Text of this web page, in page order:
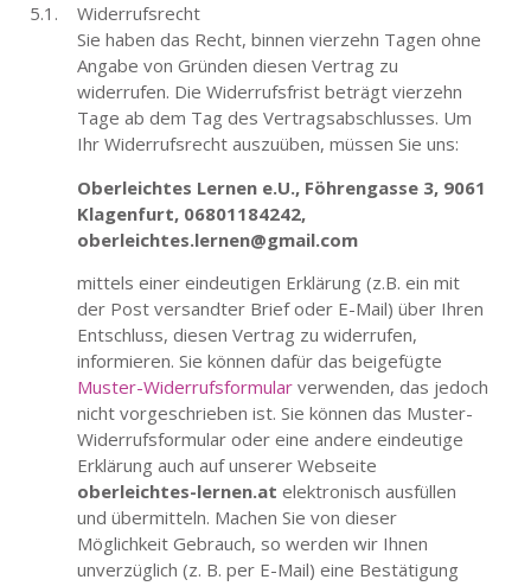
Widerrufsrecht
Sie haben das Recht, binnen vierzehn Tagen ohne
Angabe von Gründen diesen Vertrag zu
widerrufen. Die Widerrufsfrist beträgt vierzehn
Tage ab dem Tag des Vertragsabschlusses. Um
Ihr Widerrufsrecht auszuüben, müssen Sie uns:
Oberleichtes Lernen e.U., Föhrengasse 3, 9061
Klagenfurt, 06801184242,
oberleichtes.lernen@gmail.com
mittels einer eindeutigen Erklärung (z.B. ein mit
der Post versandter Brief oder E-Mail) über Ihren
Entschluss, diesen Vertrag zu widerrufen,
informieren. Sie können dafür das beigefügte
Muster-Widerrufsformular verwenden, das jedoch
nicht vorgeschrieben ist. Sie können das Muster-
Widerrufsformular oder eine andere eindeutige
Erklärung auch auf unserer Webseite
oberleichtes-lernen.at elektronisch ausfüllen
und übermitteln. Machen Sie von dieser
Möglichkeit Gebrauch, so werden wir Ihnen
unverzüglich (z. B. per E-Mail) eine Bestätigung